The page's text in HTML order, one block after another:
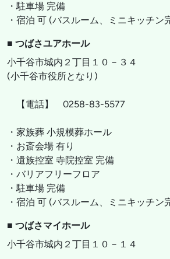
・駐車場 完備
・宿泊 可 (バスルーム、ミニキッチン
■ つばさユアホール
小千谷市城内２丁目１０－３４
(小千谷市役所となり)
【電話】 0258-83-5577
・家族葬 小規模葬ホール
・お斎会場 有り
・遺族控室 寺院控室 完備
・バリアフリーフロア
・駐車場 完備
・宿泊 可 (バスルーム、ミニキッチン
■ つばさマイホール
小千谷市城内２丁目１０－１４